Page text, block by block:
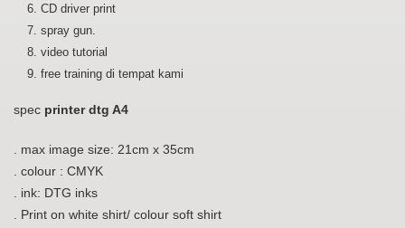
CD driver print
spray gun.
video tutorial
free training di tempat kami
spec printer dtg A4
. max image size: 21cm x 35cm
. colour : CMYK
. ink: DTG inks
. Print on white shirt/ colour soft shirt